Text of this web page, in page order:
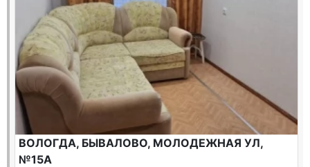
ВОЛОГДА, БЫВАЛОВО, МОЛОДЕЖНАЯ УЛ,
№15А